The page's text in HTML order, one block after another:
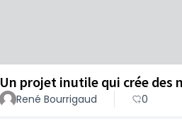
Un projet inutile qui crée des
René Bourrigaud 0